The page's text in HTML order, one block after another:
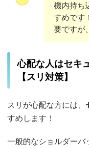
機内持ち
すめです
要ですが
心配な人はセキ
【スリ対策】
スリが心配な方には、
すめします！
一般的なショルダーバ